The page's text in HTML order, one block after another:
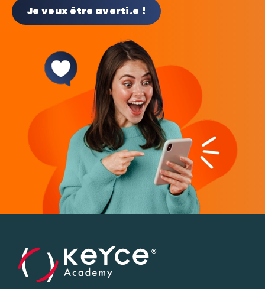
Je veux être averti.e !